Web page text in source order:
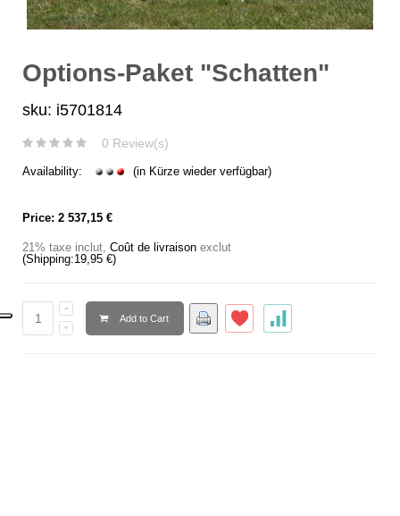
Options-Paket "Schatten"
sku: i5701814
0 Review(s)
Availability: (in Kürze wieder verfügbar)
Price: 2 537,15 €
21% taxe inclut Coût de livraison exclut
(Shipping:19,95 €)
Add to Cart